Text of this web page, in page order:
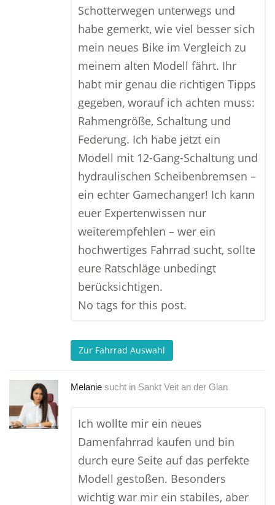
Schotterwegen unterwegs und
habe gemerkt, wie viel besser sich
mein neues Bike im Vergleich zu
meinem alten Modell fährt. Ihr
habt mir genau die richtigen Tipps
gegeben, worauf ich achten muss:
Rahmengröße, Schaltung und
Federung. Ich habe jetzt ein
Modell mit 12-Gang-Schaltung und
hydraulischen Scheibenbremsen –
ein echter Gamechanger! Ich kann
euer Expertenwissen nur
weiterempfehlen – wer ein
hochwertiges Fahrrad sucht, sollte
eure Ratschläge unbedingt
berücksichtigen.
No tags for this post.
Zur Fahrrad Auswahl
Melanie sucht in Sankt Veit an der Glan
Ich wollte mir ein neues
Damenfahrrad kaufen und bin
durch eure Seite auf das perfekte
Modell gestoßen. Besonders
wichtig war mir ein stabiles, aber